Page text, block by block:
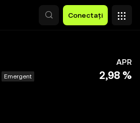
Conectați
Emergent
APR
2,98 %